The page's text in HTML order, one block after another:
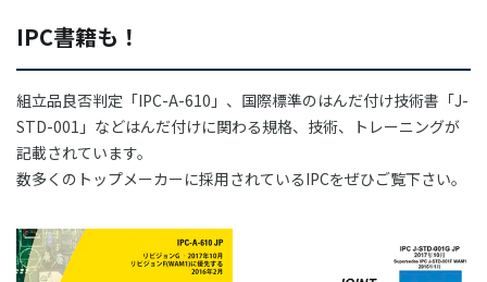
IPC書籍も！
組立品良否判定「IPC-A-610」、国際標準のはんだ付け技術書「J-
STD-001」などはんだ付けに関わる規格、技術、トレーニングが
記載されています。
数多くのトップメーカーに採用されているIPCをぜひご覧下さい。